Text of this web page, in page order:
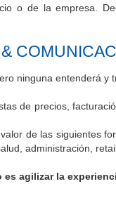
o de la empresa.
ninguna entenderá y
de precios,
de las siguientes
administración,
es agilizar la